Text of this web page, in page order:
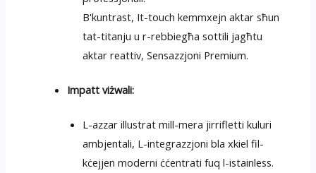
B'kuntrast, It-touch kemmxejn aktar sħun
tat-titanju u r-rebbiegħa sottili jagħtu
aktar reattiv, Sensazzjoni Premium.
Impatt viżwali:
L-azzar illustrat mill-mera jirrifletti kuluri
ambjentali, L-integrazzjoni bla xkiel fil-
kċejjen moderni ċċentrati fuq l-istainless.